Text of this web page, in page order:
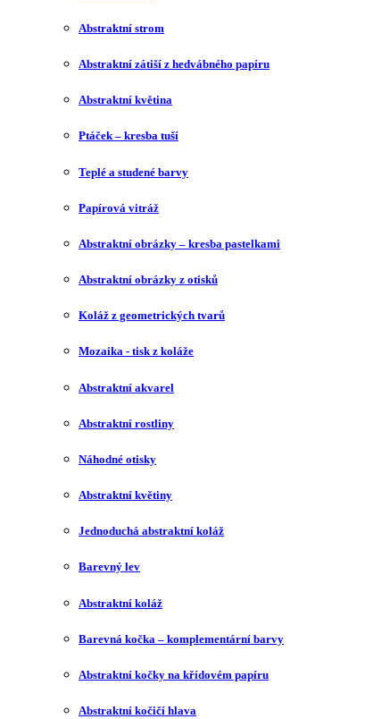
Abstraktní strom
Abstraktní zátiší z hedvábného papíru
Abstraktní květina
Ptáček – kresba tuší
Teplé a studené barvy
Papírová vitráž
Abstraktní obrázky – kresba pastelkami
Abstraktní obrázky z otisků
Koláž z geometrických tvarů
Mozaika - tisk z koláže
Abstraktní akvarel
Abstraktní rostliny
Náhodné otisky
Abstraktní květiny
Jednoduchá abstraktní koláž
Barevný lev
Abstraktní koláž
Barevná kočka – komplementární barvy
Abstraktní kočky na křídovém papíru
Abstraktní kočičí hlava